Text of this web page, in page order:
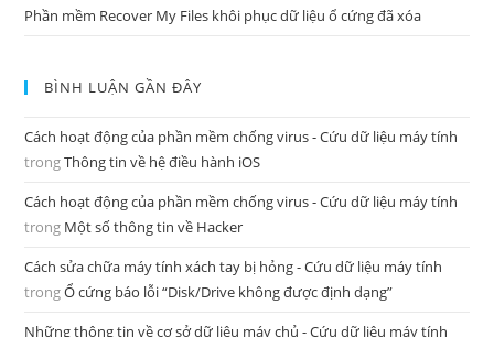
Phần mềm Recover My Files khôi phục dữ liệu ổ cứng đã xóa
BÌNH LUẬN GẦN ĐÂY
Cách hoạt động của phần mềm chống virus - Cứu dữ liệu máy tính
trongThông tin về hệ điều hành iOS
Cách hoạt động của phần mềm chống virus - Cứu dữ liệu máy tính
trong Một số thông tin về Hacker
Cách sửa chữa máy tính xách tay bị hỏng - Cứu dữ liệu máy tính
trongỔ cứng báo lỗi “Disk/Drive không được định dạng”
Những thông tin về cơ sở dữ liệu máy chủ - Cứu dữ liệu máy tính